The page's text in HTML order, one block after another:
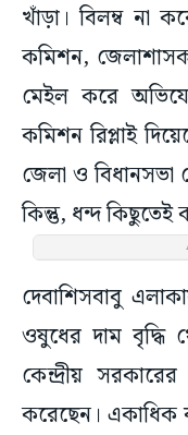
খাঁড়া। বিলম্ব না
কমিশন,
মেইল করে
কমিশন রিপ্লাই
জেলা ও বিধানসভা
কিন্তু, ধন্দ কিছুতেই
দেবাশিসবাবু
ওষুধের দাম বৃদ্ধি
কেন্দ্রীয় সরকারের
করেছেন। একাধিক